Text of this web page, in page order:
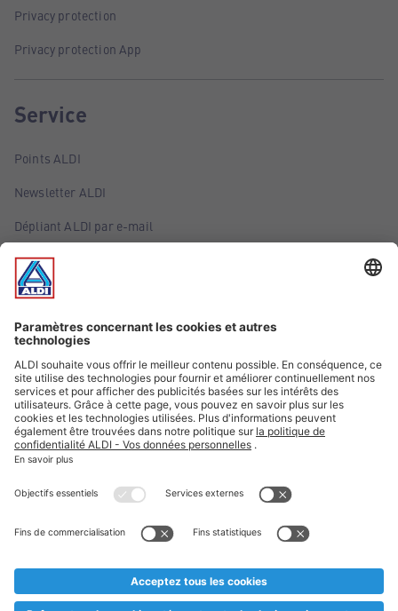
Privacy protection
Privacy protection App
Service
Points ALDI
Newsletter ALDI
Dépliant ALDI par e-mail
Offres
Infos essentielles
Suivez ALDI Belgique
Textes marqués d'un astérisque et mentions légales
* Nous vendons ces articles temporairement et jusqu'à
au cas où, malgré le planning bien étudié, nous serions
prématurément en rupture de stock. Prix Recupel et TVA incl.
** Sur ce site, l’utilisation de la forme masculine a été adoptée